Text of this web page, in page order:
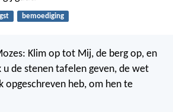
bemoediging
Klim op tot Mij, de berg op, en
u de stenen tafelen geven, de wet
opgeschreven heb, om hen te